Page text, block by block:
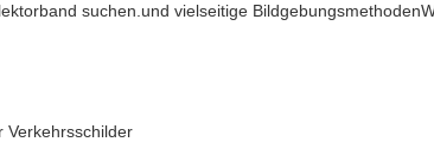
suchen.und vielseitige
Verkehrsschilder